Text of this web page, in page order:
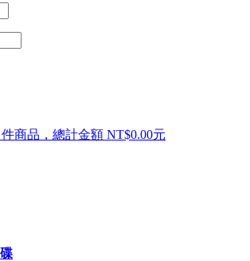
商品，總計金額 NT$0.00元